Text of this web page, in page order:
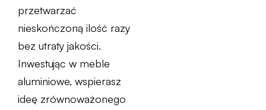
przetwarzać
nieskończoną ilość razy
bez utraty jakości.
Inwestując w meble
aluminiowe, wspierasz
ideę zrównoważonego